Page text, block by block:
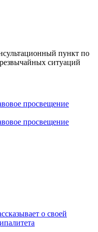
пункт по
ситуаций
просвещение
просвещение
о своей